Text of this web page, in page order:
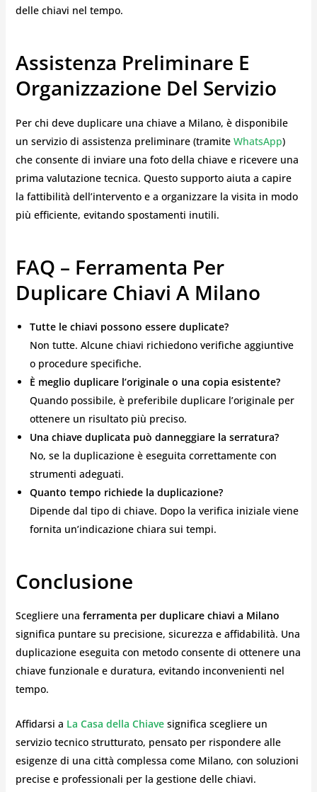
delle chiavi nel tempo.
Assistenza Preliminare E
Organizzazione Del Servizio
Per chi deve duplicare una chiave a Milano, è disponibile
un servizio di assistenza preliminare (tramite WhatsApp)
che consente di inviare una foto della chiave e ricevere una
prima valutazione tecnica. Questo supporto aiuta a capire
la fattibilità dell’intervento e a organizzare la visita in modo
più efficiente, evitando spostamenti inutili.
FAQ – Ferramenta Per
Duplicare Chiavi A Milano
Tutte le chiavi possono essere duplicate?
Non tutte. Alcune chiavi richiedono verifiche aggiuntive
o procedure specifiche.
È meglio duplicare l’originale o una copia esistente?
Quando possibile, è preferibile duplicare l’originale per
ottenere un risultato più preciso.
Una chiave duplicata può danneggiare la serratura?
No, se la duplicazione è eseguita correttamente con
strumenti adeguati.
Quanto tempo richiede la duplicazione?
Dipende dal tipo di chiave. Dopo la verifica iniziale viene
fornita un’indicazione chiara sui tempi.
Conclusione
Scegliere una ferramenta per duplicare chiavi a Milano
significa puntare su precisione, sicurezza e affidabilità. Una
duplicazione eseguita con metodo consente di ottenere una
chiave funzionale e duratura, evitando inconvenienti nel
tempo.
Affidarsi a La Casa della Chiave significa scegliere un
servizio tecnico strutturato, pensato per rispondere alle
esigenze di una città complessa come Milano, con soluzioni
precise e professionali per la gestione delle chiavi.